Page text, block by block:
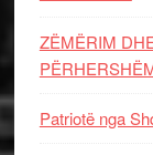
ZËMËRIM
Patriotë nga